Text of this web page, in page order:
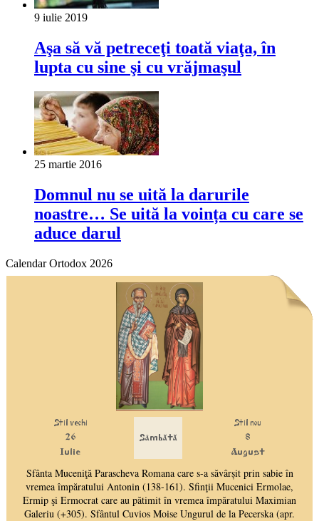
9 iulie 2019
Aşa să vă petreceţi toată viaţa, în
lupta cu sine şi cu vrăjmaşul
25 martie 2016
Domnul nu se uită la darurile
noastre… Se uită la voința cu care se
aduce darul
Calendar Ortodox 2026